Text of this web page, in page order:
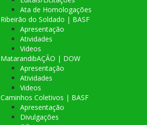
Ata de Homologações
Ribeirão do Soldado | BASF
Apresentação
Atividades
Videos
MatarandibAÇÃO | DOW
Apresentação
Atividades
Videos
Caminhos Coletivos | BASF
Apresentação
Divulgações